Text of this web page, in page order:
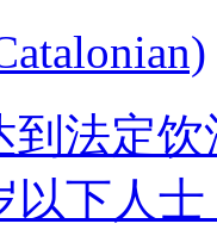
到法定
以下人士